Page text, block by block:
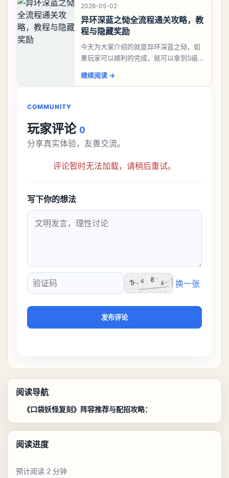
2026-05-02
异环深蓝之恸全流程通关攻略，教
程与隐藏奖励
今天为大家介绍的就是异环深蓝之恸，如
果玩家可以顺利的完成，就可以拿到S级弧
比较高的，对于那些新手玩家并不建议直
继续阅读 →
COMMUNITY
玩家评论 0
分享真实体验，友善交流。
评论暂时无法加载，请稍后重试。
写下你的想法
验证码
换一张
发布评论
阅读导航
《口袋妖怪复刻》阵容推荐与配招攻略：
阅读进度
预计阅读 2 分钟